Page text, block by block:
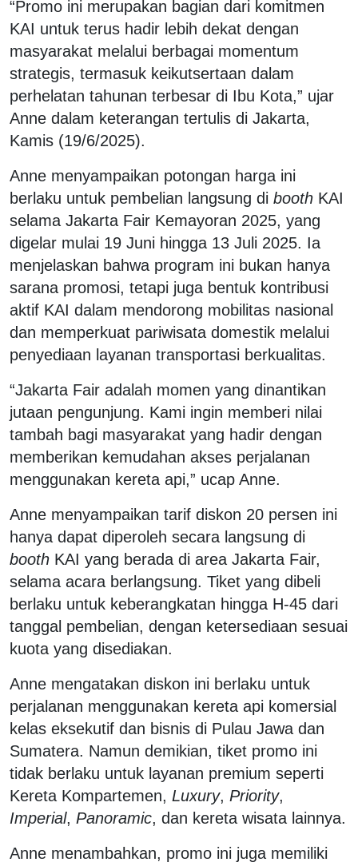
“Promo ini merupakan bagian dari komitmen
KAI untuk terus hadir lebih dekat dengan
masyarakat melalui berbagai momentum
strategis, termasuk keikutsertaan dalam
perhelatan tahunan terbesar di Ibu Kota,” ujar
Anne dalam keterangan tertulis di Jakarta,
Kamis (19/6/2025).
Anne menyampaikan potongan harga ini
berlaku untuk pembelian langsung di booth KAI
selama Jakarta Fair Kemayoran 2025, yang
digelar mulai 19 Juni hingga 13 Juli 2025. Ia
menjelaskan bahwa program ini bukan hanya
sarana promosi, tetapi juga bentuk kontribusi
aktif KAI dalam mendorong mobilitas nasional
dan memperkuat pariwisata domestik melalui
penyediaan layanan transportasi berkualitas.
“Jakarta Fair adalah momen yang dinantikan
jutaan pengunjung. Kami ingin memberi nilai
tambah bagi masyarakat yang hadir dengan
memberikan kemudahan akses perjalanan
menggunakan kereta api,” ucap Anne.
Anne menyampaikan tarif diskon 20 persen ini
hanya dapat diperoleh secara langsung di
booth KAI yang berada di area Jakarta Fair,
selama acara berlangsung. Tiket yang dibeli
berlaku untuk keberangkatan hingga H-45 dari
tanggal pembelian, dengan ketersediaan sesuai
kuota yang disediakan.
Anne mengatakan diskon ini berlaku untuk
perjalanan menggunakan kereta api komersial
kelas eksekutif dan bisnis di Pulau Jawa dan
Sumatera. Namun demikian, tiket promo ini
tidak berlaku untuk layanan premium seperti
Kereta Kompartemen, Luxury, Priority,
Imperial, Panoramic, dan kereta wisata lainnya.
Anne menambahkan, promo ini juga memiliki